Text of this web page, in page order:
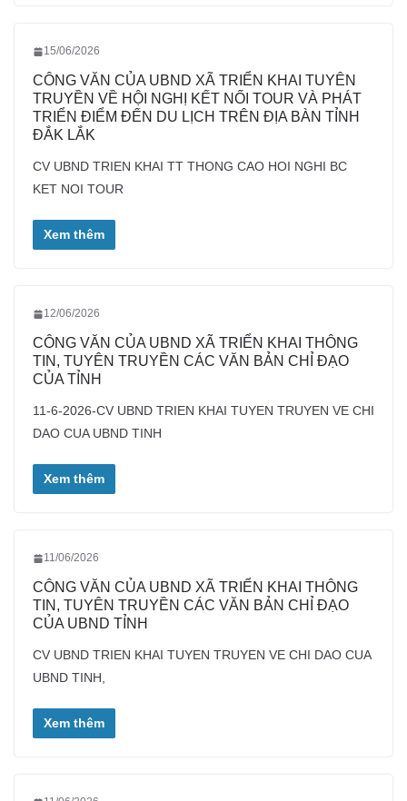
15/06/2026
CÔNG VĂN CỦA UBND XÃ TRIỂN KHAI TUYÊN
TRUYỀN VỀ HỘI NGHỊ KẾT NỐI TOUR VÀ PHÁT
TRIỂN ĐIỂM ĐẾN DU LỊCH TRÊN ĐỊA BÀN TỈNH
ĐẮK LẮK
CV UBND TRIEN KHAI TT THONG CAO HOI NGHI BC
KET NOI TOUR
Xem thêm
12/06/2026
CÔNG VĂN CỦA UBND XÃ TRIỂN KHAI THÔNG
TIN, TUYÊN TRUYỀN CÁC VĂN BẢN CHỈ ĐẠO
CỦA TỈNH
11-6-2026-CV UBND TRIEN KHAI TUYEN TRUYEN VE CHI
DAO CUA UBND TINH
Xem thêm
11/06/2026
CÔNG VĂN CỦA UBND XÃ TRIỂN KHAI THÔNG
TIN, TUYÊN TRUYỀN CÁC VĂN BẢN CHỈ ĐẠO
CỦA UBND TỈNH
CV UBND TRIEN KHAI TUYEN TRUYEN VE CHI DAO CUA
UBND TINH,
Xem thêm